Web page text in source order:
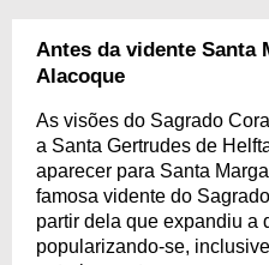
Antes da vidente Santa
Alacoque
As visões do Sagrado
a Santa Gertrudes de
aparecer para Santa
famosa vidente do
partir dela que expandiu a
popularizando-se,